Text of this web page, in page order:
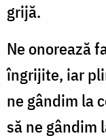
grijă.
Ne onorează
îngrijite, iar
ne gândim la
să ne gândim